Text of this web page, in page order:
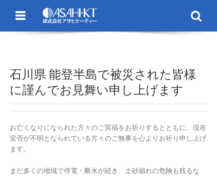
Menu
石川県 能登半島で被災された皆様
に謹んでお見舞い申し上げます
お亡くなりになられた方々のご冥福をお祈りするとともに、現在
安否が不明となられている方々のご無事を心よりお祈り申し上げ
ます。
まだ多くの地域で停電・断水が続き、土砂崩れの危険も残るな